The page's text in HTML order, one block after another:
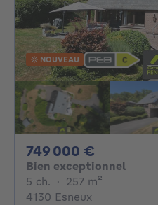
NOUVEAU
749 000 €
Bien exceptionnel
5 ch. 5 chambres
· 257 m²
4130 Esneux